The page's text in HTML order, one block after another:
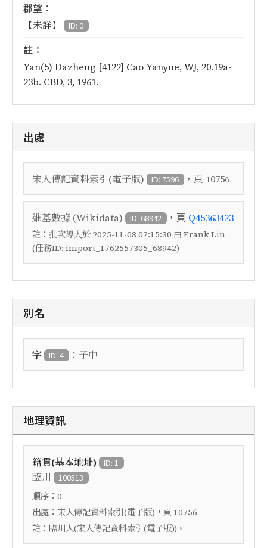
郡望：
【未詳】 ID: 0
註：
Yan(5) Dazheng [4122] Cao Yanyue, WJ, 20.19a-
23b. CBD, 3, 1961.
出處
宋人傳記資料索引(電子版) ID: 7596 ，頁 10756
維基數據 (Wikidata) ID: 68942 ，頁 Q45363423
註： 批次導入於 2025-11-08 07:15:30 由 Frank Lin
(任務ID: import_1762557305_68942)
別名
字 ID: 4 ： 子中
地理資訊
籍貫(基本地址) ID: 1
臨川 100513
順序： 0
出處： 宋人傳記資料索引(電子版) ，頁 10756
註： 臨川人(宋人傳記資料索引(電子版))。